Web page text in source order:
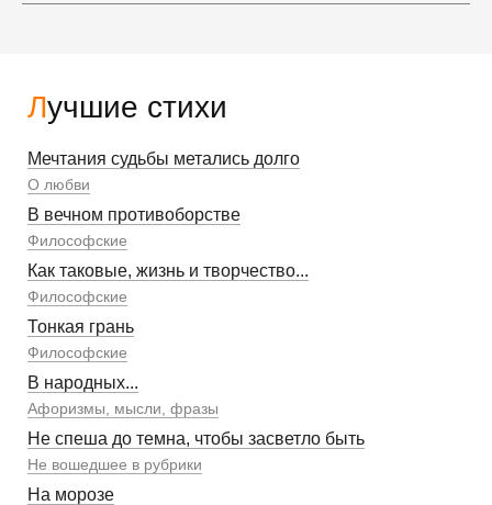
Лучшие стихи
Мечтания судьбы метались долго
О любви
В вечном противоборстве
Философские
Как таковые, жизнь и творчество...
Философские
Тонкая грань
Философские
В народных...
Афоризмы, мысли, фразы
Не спеша до темна, чтобы засветло быть
Не вошедшее в рубрики
На морозе